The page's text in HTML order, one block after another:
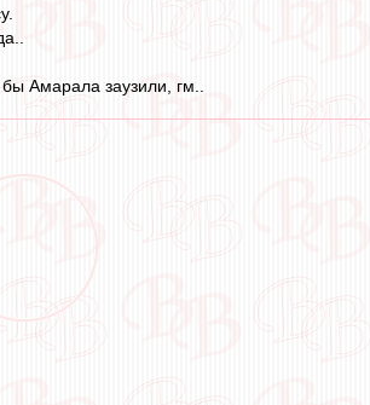
Амарала заузили, гм..